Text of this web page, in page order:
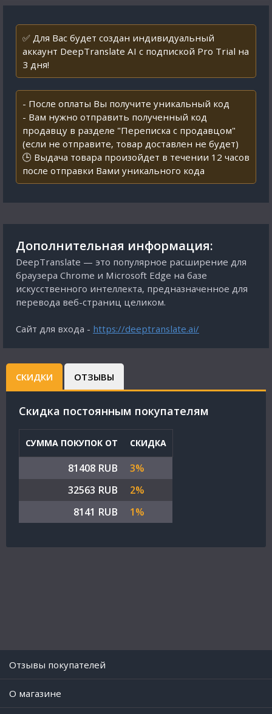
✅ Для Вас будет создан индивидуальный
аккаунт DeepTranslate AI с подпиской Pro Trial на
3 дня!
- После оплаты Вы получите уникальный код
- Вам нужно отправить полученный код
продавцу в разделе "Переписка с продавцом"
(если не отправите, товар доставлен не будет)
🕒 Выдача товара произойдет в течении 12 часов
после отправки Вами уникального кода
Дополнительная информация:
DeepTranslate — это популярное расширение для
браузера Chrome и Microsoft Edge на базе
искусственного интеллекта, предназначенное для
перевода веб-страниц целиком.
Сайт для входа - https://deeptranslate.ai/
СКИДКИ ОТЗЫВЫ
Cкидка постоянным покупателям
СУММА ПОКУПОК ОТ СКИДКА
81408 RUB
3%
32563 RUB
2%
8141 RUB
1%
Отзывы покупателей
O магазине